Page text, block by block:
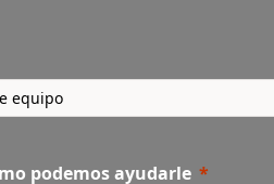
podemos ayudarle